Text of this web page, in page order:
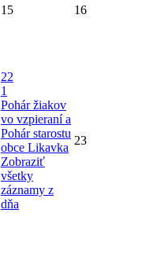
15 16
22
1
Pohár žiakov
vo vzpieraní a
Pohár starostu
obce Likavka
Zobraziť
všetky
záznamy z
dňa
23